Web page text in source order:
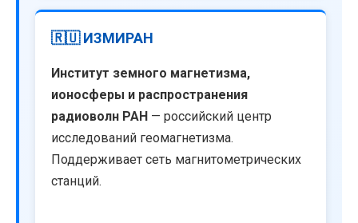
🇷🇺 ИЗМИРАН
Институт земного магнетизма,
ионосферы и распространения
радиоволн РАН — российский центр
исследований геомагнетизма.
Поддерживает сеть магнитометрических
станций.